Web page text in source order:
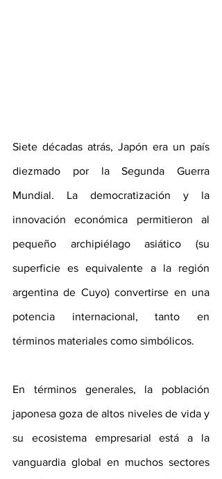
Siete décadas atrás, Japón era un país
diezmado por la Segunda Guerra
Mundial. La democratización y la
innovación económica permitieron al
pequeño archipiélago asiático (su
superficie es equivalente a la región
argentina de Cuyo) convertirse en una
potencia internacional, tanto en
términos materiales como simbólicos.
En términos generales, la población
japonesa goza de altos niveles de vida y
su ecosistema empresarial está a la
vanguardia global en muchos sectores